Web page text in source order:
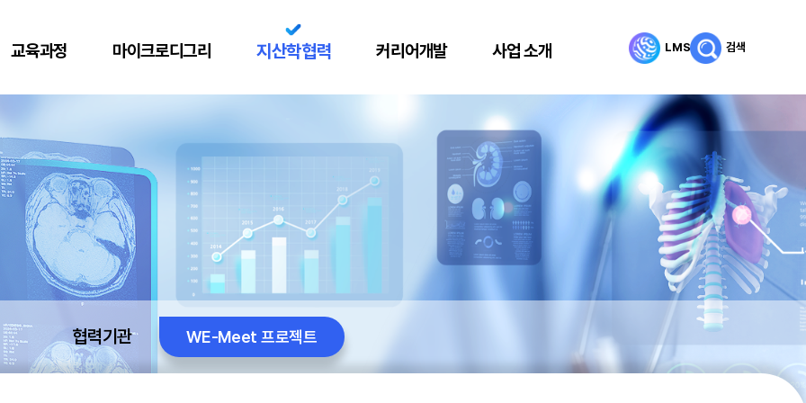
교육과정 마이크로디그리 지산학협력 커리어개발 사업 소개 LMS 검색
협력기관 WE-Meet 프로젝트